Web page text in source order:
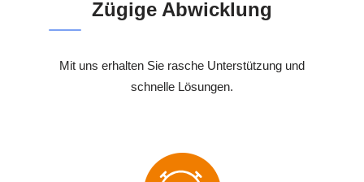
Zügige Abwicklung
Mit uns erhalten Sie rasche Unterstützung und
schnelle Lösungen.